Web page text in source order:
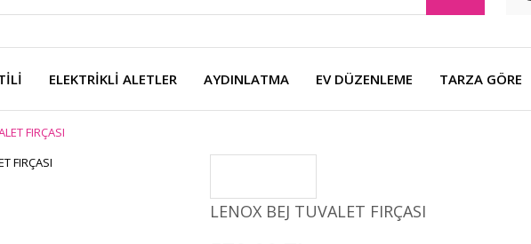
ELEKTRİKLİ ALETLER AYDINLATMA EV DÜZENLEME TARZA GÖRE
FIRÇASI
LENOX BEJ TUVALET FIRÇASI